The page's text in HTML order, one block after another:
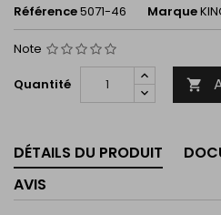
Référence5071-46 Marque
Note
Quantité 
DÉTAILS DU PRODUIT
AVIS